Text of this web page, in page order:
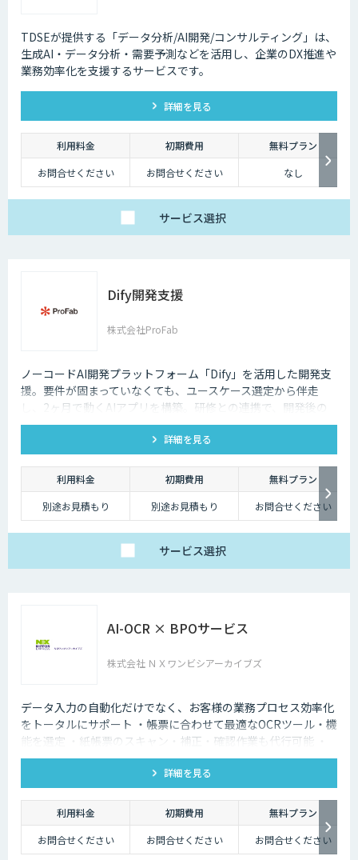
TDSEが提供する「データ分析/AI開発/コンサルティング」は、
生成AI・データ分析・需要予測などを活用し、企業のDX推進や
業務効率化を支援するサービスです。
詳細を見る
利用料金 初期費用
無料プラン
お問合せください
お問合せください なし
サービス選択
Dify開発支援
株式会社ProFab
ノーコードAI開発プラットフォーム「Dify」を活用した開発支
援。要件が固まっていなくても、ユースケース選定から伴走
し、2ヶ月で動くAIアプリを構築。研修との連携で、開発後の
内製化・自走までサポートします。
詳細を見る
利用料金 初期費用
無料プラン
別途お見積もり
別途お見積もり お問合せください
サービス選択
AI-OCR × BPOサービス
株式会社 ＮＸワンビシアーカイブズ
データ入力の自動化だけでなく、お客様の業務プロセス効率化
をトータルにサポート ・帳票に合わせて最適なOCRツール・機
能を選定 ・紙帳票のスキャン・補正・確認作業も代行可能 ・
活用シーンに合わせて出力データを加工して納品
詳細を見る
利用料金 初期費用
無料プラン
お問合せください
お問合せください お問合せください